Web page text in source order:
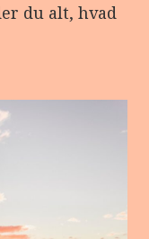
du alt, hvad